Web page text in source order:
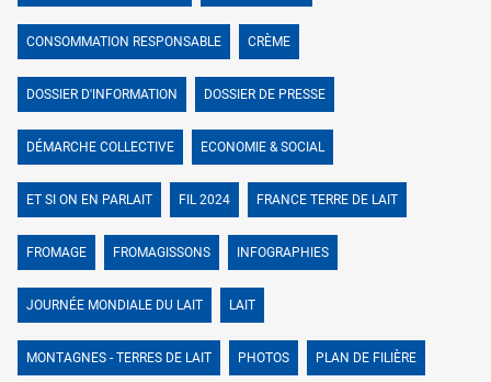
CONSOMMATION RESPONSABLE CRÈME
DOSSIER D'INFORMATION DOSSIER DE PRESSE
DÉMARCHE COLLECTIVE ECONOMIE & SOCIAL
ET SI ON EN PARLAIT FIL 2024 FRANCE TERRE DE LAIT
FROMAGE FROMAGISSONS INFOGRAPHIES
JOURNÉE MONDIALE DU LAIT LAIT
MONTAGNES - TERRES DE LAIT PHOTOS PLAN DE FILIÈRE